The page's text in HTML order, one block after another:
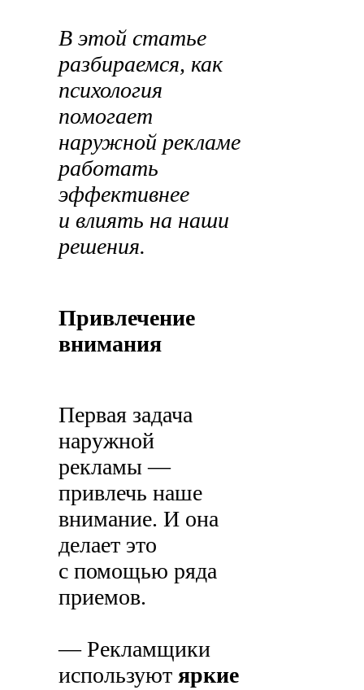
В этой статье
разбираемся, как
психология
помогает
наружной рекламе
работать
эффективнее
и влиять на наши
решения.
Привлечение
внимания
Первая задача
наружной
рекламы —
привлечь наше
внимание. И она
делает это
с помощью ряда
приемов.
— Рекламщики
используют яркие